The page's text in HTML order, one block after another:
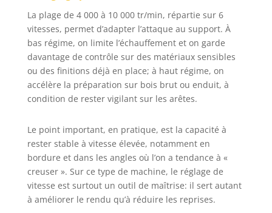
travail vraiment sans poussière.
Idéal comme ponceuse bois petite
surface. 【Réglage de vitesse
intelligent et facilité d'utilisation】
Système de double réglage de
vitesse ergonomique : 6 vitesses
prédéfinies via touches ±. Variation
continue via molette supérieure.
Plage de vitesse large (4000-10000
matériaux. Fonction d'arrêt
d'urgence en 2 secondes pour plus
de sécurité et d'efficacité sur votre
ponceuse électrique.
【Applications multiples : De la
ponceuse bois à la ponceuse
carrosserie】Dérouillage des
La plage de 4 000 à 10 000 tr/min, répartie sur 6
vitesses, permet d’adapter l’attaque au support. À
bas régime, on limite l’échauffement et on garde
davantage de contrôle sur des matériaux sensibles
ou des finitions déjà en place; à haut régime, on
accélère la préparation sur bois brut ou enduit, à
condition de rester vigilant sur les arêtes.
Le point important, en pratique, est la capacité à
rester stable à vitesse élevée, notamment en
bordure et dans les angles où l’on a tendance à «
creuser ». Sur ce type de machine, le réglage de
vitesse est surtout un outil de maîtrise: il sert autant
à améliorer le rendu qu’à réduire les reprises.